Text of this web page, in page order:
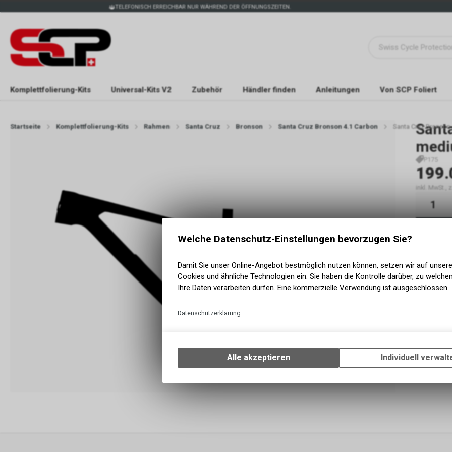
TELEFONISCH ERREICHBAR NUR WÄHREND DER ÖFFNUNGSZEITEN.
Komplettfolierung-Kits Universal-Kits V2 Zubehör Händler finden Anleitungen Von SCP Foliert
Startseite Komplettfolierung-Kits Rahmen Santa Cruz Bronson Santa Cruz Bronson 4.1 Carbon Santa Cruz
P175
inkl. MwSt.,
Welche Datenschutz-Einstellungen bevorzugen Sie?
Damit Sie unser Online-Angebot bestmöglich nutzen können, setzen wir auf
Cookies und ähnliche Technologien ein. Sie haben die Kontrolle darüber, zu
Ihre Daten verarbeiten dürfen. Eine kommerzielle Verwendung ist ausgeschlossen.
Datenschutzerklärung
Ihrem Gerät, um die grundlegenden Funktionen unseres Online-
Verwendung des Warenkorbs, zu ermöglichen. Bitte beachten Sie,
zulassen.
Alle akzeptieren Individuell